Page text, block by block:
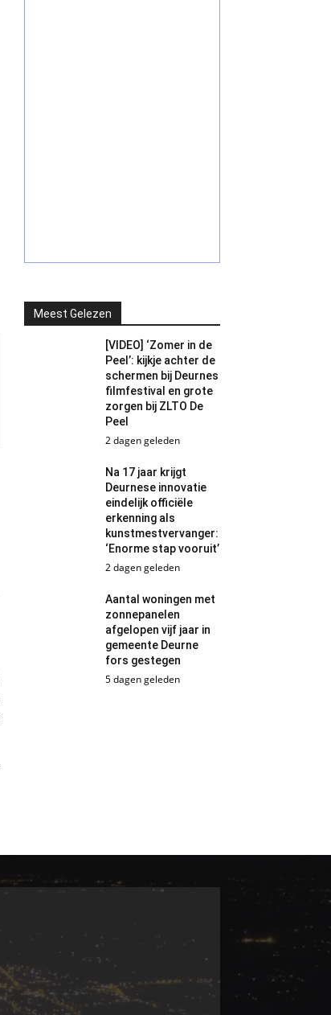
Meest Gelezen
[VIDEO] ‘Zomer in de
Peel’: kijkje achter de
schermen bij Deurnes
filmfestival en grote
zorgen bij ZLTO De
Peel
2 dagen geleden
Na 17 jaar krijgt
Deurnese innovatie
eindelijk officiële
erkenning als
kunstmestvervanger:
‘Enorme stap vooruit’
2 dagen geleden
Aantal woningen met
zonnepanelen
afgelopen vijf jaar in
gemeente Deurne
fors gestegen
5 dagen geleden